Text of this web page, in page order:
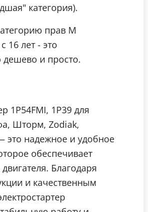
категория).
прав М
16 лет - это
дешево и просто.
1Р54FMI, 1P39 для
Шторм, Zodiak,
это надежное и удобное
обеспечивает
Благодаря
и качественным